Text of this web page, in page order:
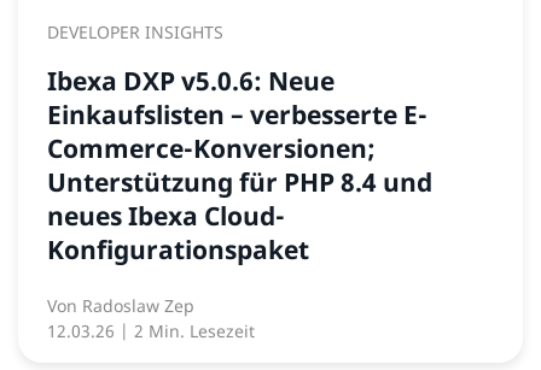
DEVELOPER INSIGHTS
Ibexa DXP v5.0.6: Neue
Einkaufslisten – verbesserte E-
Commerce-Konversionen;
Unterstützung für PHP 8.4 und
neues Ibexa Cloud-
Konfigurationspaket
Von Radoslaw Zep
12.03.26 | 2 Min. Lesezeit